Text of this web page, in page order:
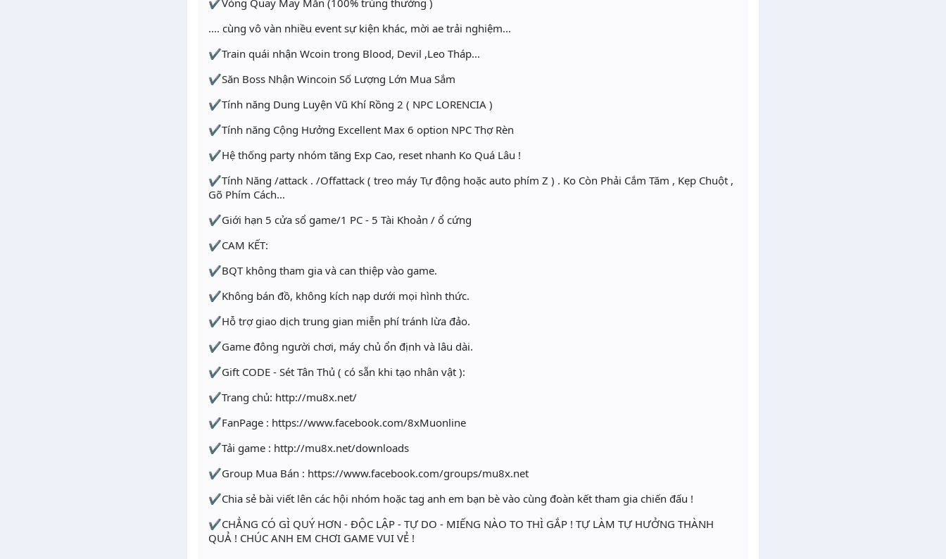
✔Vòng Quay May Mắn (100% trúng thưởng )
.... cùng vô vàn nhiều event sự kiện khác, mời ae trải nghiệm...
✔Train quái nhận Wcoin trong Blood, Devil ,Leo Tháp...
✔Săn Boss Nhận Wincoin Số Lượng Lớn Mua Sắm
✔Tính năng Dung Luyện Vũ Khí Rồng 2 ( NPC LORENCIA )
✔Tính năng Cộng Hưởng Excellent Max 6 option NPC Thợ Rèn
✔Hệ thống party nhóm tăng Exp Cao, reset nhanh Ko Quá Lâu !
✔Tính Năng /attack . /Offattack ( treo máy Tự động hoặc auto phím Z ) . Ko Còn Phải Cắm Tăm , Kẹp Chuột ,
Gõ Phím Cách...
✔Giới hạn 5 cửa sổ game/1 PC - 5 Tài Khoản / ổ cứng
✔CAM KẾT:
✔BQT không tham gia và can thiệp vào game.
✔Không bán đồ, không kích nạp dưới mọi hình thức.
✔Hỗ trợ giao dịch trung gian miễn phí tránh lừa đảo.
✔Game đông người chơi, máy chủ ổn định và lâu dài.
✔Gift CODE - Sét Tân Thủ ( có sẵn khi tạo nhân vật ):
✔Trang chủ: http://mu8x.net/
✔FanPage : https://www.facebook.com/8xMuonline
✔Tải game : http://mu8x.net/downloads
✔Group Mua Bán : https://www.facebook.com/groups/mu8x.net
✔Chia sẻ bài viết lên các hội nhóm hoặc tag anh em bạn bè vào cùng đoàn kết tham gia chiến đấu !
✔CHẲNG CÓ GÌ QUÝ HƠN - ĐỘC LẬP - TỰ DO - MIẾNG NÀO TO THÌ GẮP ! TỰ LÀM TỰ HƯỞNG THÀNH
QUẢ ! CHÚC ANH EM CHƠI GAME VUI VẺ !